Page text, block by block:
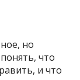
но
что
и что